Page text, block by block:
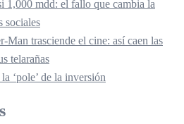
1,000 mdd: el fallo que cambia la
sociales
Man trasciende el cine: así caen las
telarañas
‘pole’ de la inversión